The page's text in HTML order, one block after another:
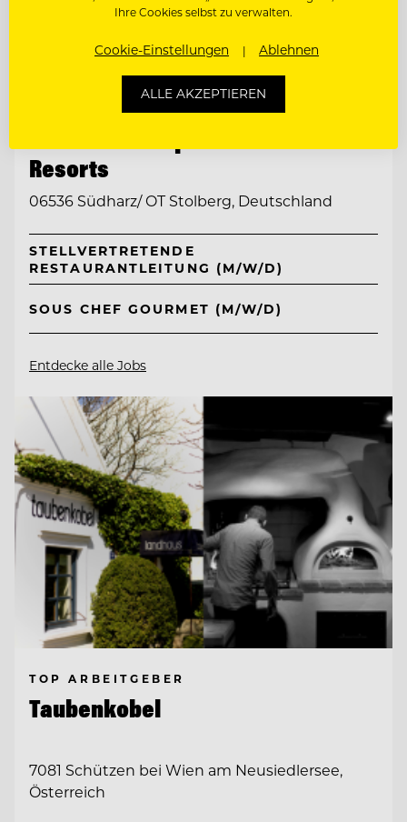
Resorts
06536 Südharz/ OT Stolberg, Deutschland
STELLVERTRETENDE
RESTAURANTLEITUNG (M/W/D)
SOUS CHEF GOURMET (M/W/D)
Entdecke alle Jobs
TOP ARBEITGEBER
Taubenkobel
7081 Schützen bei Wien am Neusiedlersee,
Österreich
Ihre Cookies selbst zu verwalten.
Cookie-Einstellungen Ablehnen
ALLE AKZEPTIEREN